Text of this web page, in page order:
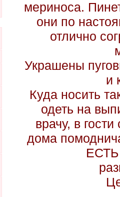
мериноса.
они по
отлично
Украшены
и
Куда носить
одеть на
врачу, в
дома